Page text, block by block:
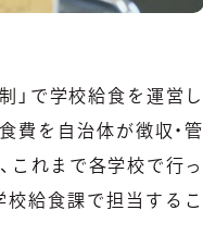
」で学校給食を運営し
費を自治体が徴収・管
これまで各学校で行っ
給食課で担当するこ